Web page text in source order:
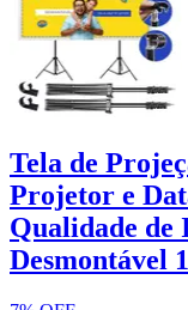
Tela de
Projetor e
Qualidade de
Desmontável